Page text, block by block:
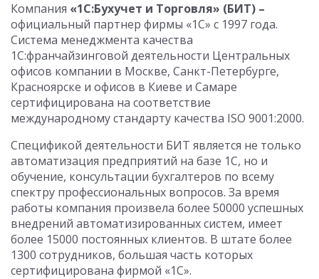
Компания «1С:Бухучет и Торговля» (БИТ) –
официальный партнер фирмы «1С» с 1997 года.
Система менеджмента качества
1С:франчайзинговой деятельности Центральных
офисов компании в Москве, Санкт-Петербурге,
Красноярске и офисов в Киеве и Самаре
сертифицирована на соответствие
международному стандарту качества ISO 9001:2000.
Спецификой деятельности БИТ является не только
автоматизация предприятий на базе 1С, но и
обучение, консультации бухгалтеров по всему
спектру профессиональных вопросов. За время
работы компания произвела более 50000 успешных
внедрений автоматизированных систем, имеет
более 15000 постоянных клиентов. В штате более
1300 сотрудников, большая часть которых
сертифицирована фирмой «1С».